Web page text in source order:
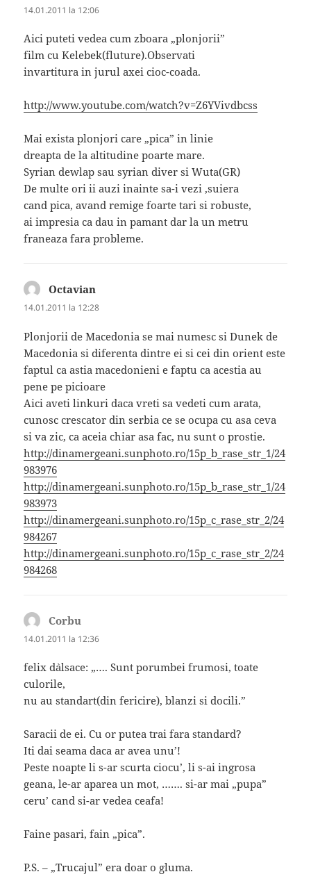
14.01.2011 la 12:06
Aici puteti vedea cum zboara „plonjorii”
film cu Kelebek(fluture).Observati
invartitura in jurul axei cioc-coada.
http://www.youtube.com/watch?v=Z6YVivdbcss
Mai exista plonjori care „pica” in linie
dreapta de la altitudine poarte mare.
Syrian dewlap sau syrian diver si Wuta(GR)
De multe ori ii auzi inainte sa-i vezi ,suiera
cand pica, avand remige foarte tari si robuste,
ai impresia ca dau in pamant dar la un metru
franeaza fara probleme.
Octavian
14.01.2011 la 12:28
Plonjorii de Macedonia se mai numesc si Dunek de
Macedonia si diferenta dintre ei si cei din orient este
faptul ca astia macedonieni e faptu ca acestia au
pene pe picioare
Aici aveti linkuri daca vreti sa vedeti cum arata,
cunosc crescator din serbia ce se ocupa cu asa ceva
si va zic, ca aceia chiar asa fac, nu sunt o prostie.
http://dinamergeani.sunphoto.ro/15p_b_rase_str_1/24
983976
http://dinamergeani.sunphoto.ro/15p_b_rase_str_1/24
983973
http://dinamergeani.sunphoto.ro/15p_c_rase_str_2/24
984267
http://dinamergeani.sunphoto.ro/15p_c_rase_str_2/24
984268
Corbu
14.01.2011 la 12:36
felix d`alsace: „…. Sunt porumbei frumosi, toate
culorile,
nu au standart(din fericire), blanzi si docili.”
Saracii de ei. Cu or putea trai fara standard?
Iti dai seama daca ar avea unu’!
Peste noapte li s-ar scurta ciocu’, li s-ai ingrosa
geana, le-ar aparea un mot, ……. si-ar mai „pupa”
ceru’ cand si-ar vedea ceafa!
Faine pasari, fain „pica”.
P.S. – „Trucajul” era doar o gluma.